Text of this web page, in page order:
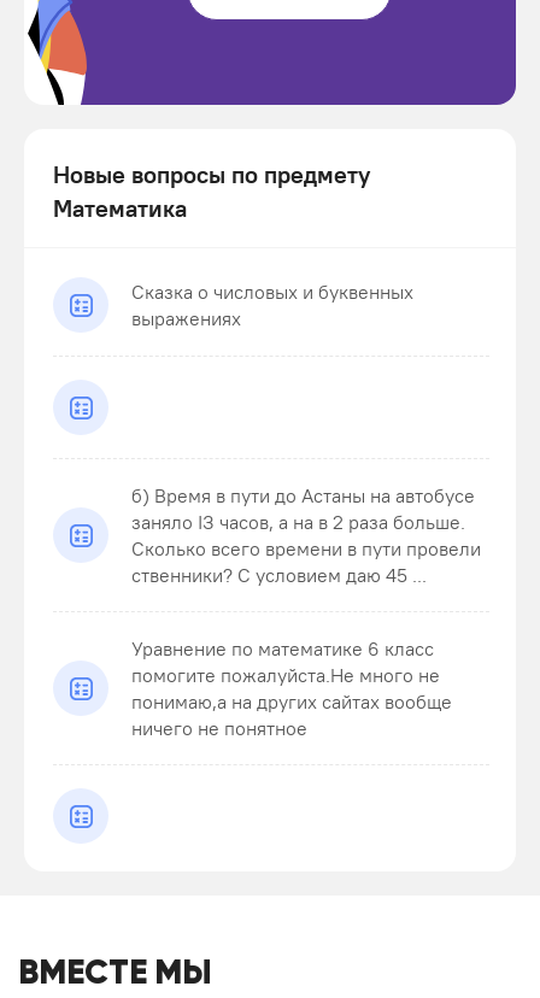
Новые вопросы по предмету
Математика
Сказка о числовых и буквенных
выражениях
б) Время в пути до Астаны на автобусе
заняло ІЗ часов, а на в 2 раза больше.
Сколько всего времени в пути провели
ственники? С условием даю 45 ...
Уравнение по математике 6 класс
помогите пожалуйста.Не много не
понимаю,а на других сайтах вообще
ничего не понятное
ВМЕСТЕ МЫ